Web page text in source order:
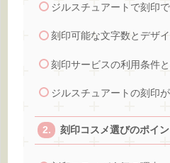
ジルスチュアートで刻印
刻印可能な文字数とデザ
刻印サービスの利用条件
ジルスチュアートの刻印
刻印コスメ選びのポイン